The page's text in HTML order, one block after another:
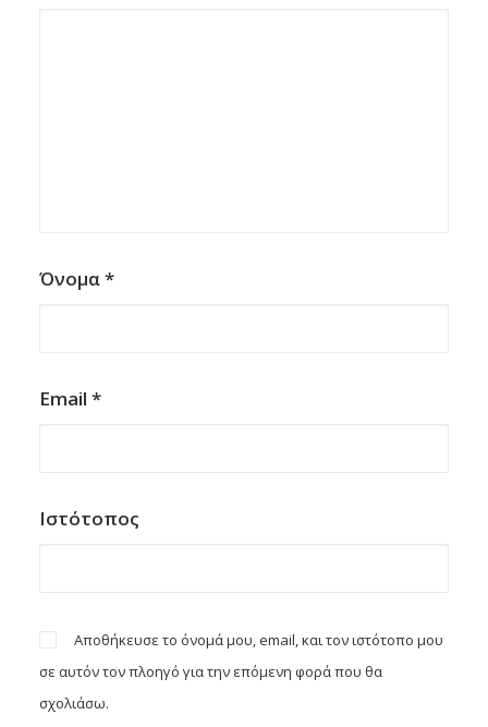
Όνομα*
Email *
Ιστότοπος
Αποθήκευσε το όνομά μου, email, και τον ιστότοπο μου
σε αυτόν τον πλοηγό για την επόμενη φορά που θα
σχολιάσω.